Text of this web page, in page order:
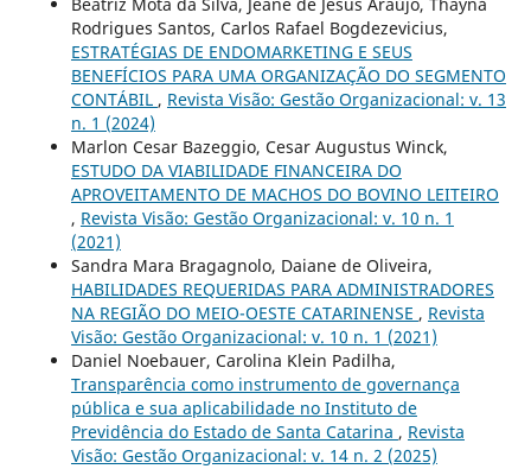
Rodrigues Santos, Carlos Rafael Bogdezevicius,
ESTRATÉGIAS DE ENDOMARKETING E SEUS
BENEFÍCIOS PARA UMA ORGANIZAÇÃO DO SEGMENTO
CONTÁBIL , Revista Visão: Gestão Organizacional: v. 13
n. 1 (2024)
Marlon Cesar Bazeggio, Cesar Augustus Winck,
ESTUDO DA VIABILIDADE FINANCEIRA DO
APROVEITAMENTO DE MACHOS DO BOVINO LEITEIRO
, Revista Visão: Gestão Organizacional: v. 10 n. 1
(2021)
Sandra Mara Bragagnolo, Daiane de Oliveira,
HABILIDADES REQUERIDAS PARA ADMINISTRADORES
NA REGIÃO DO MEIO-OESTE CATARINENSE , Revista
Visão: Gestão Organizacional: v. 10 n. 1 (2021)
Daniel Noebauer, Carolina Klein Padilha,
Transparência como instrumento de governança
pública e sua aplicabilidade no Instituto de
Previdência do Estado de Santa Catarina , Revista
Visão: Gestão Organizacional: v. 14 n. 2 (2025)